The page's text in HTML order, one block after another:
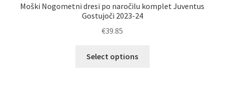
Moški Nogometni dresi po naročilu komplet Juventus
Gostujoči 2023-24
€39.85
Select options